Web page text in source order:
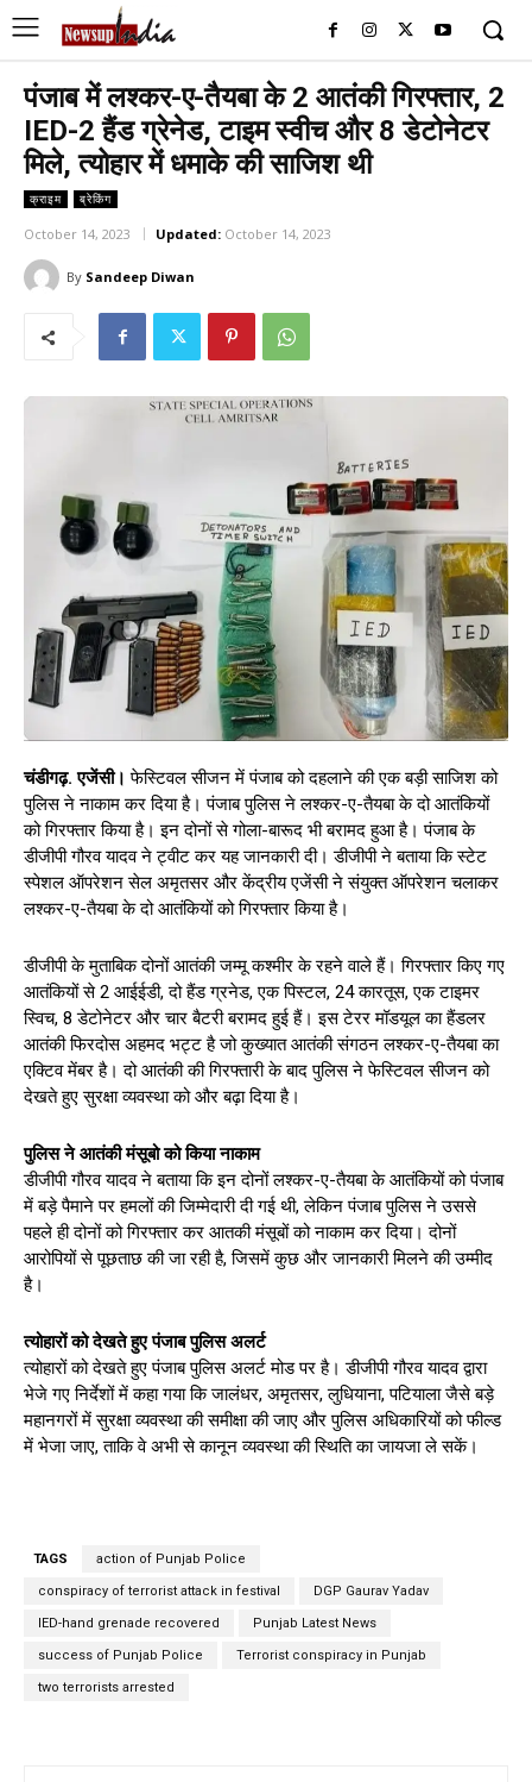
पंजाब में लश्कर-ए-तैयबा के 2 आतंकी गिरफ्तार, 2
IED-2 हैंड ग्रेनेड, टाइम स्वीच और 8 डेटोनेटर
मिले, त्योहार में धमाके की साजिश थी
क्राइम ब्रेकिंग
October 14, 2023 Updated: October 14, 2023
By Sandeep Diwan
चंडीगढ़. एजेंसी।फेस्टिवल सीजन में पंजाब को दहलाने की एक बड़ी साजिश को
पुलिस ने नाकाम कर दिया है। पंजाब पुलिस ने लश्कर-ए-तैयबा के दो आतंकियों
को गिरफ्तार किया है। इन दोनों से गोला-बारूद भी बरामद हुआ है। पंजाब के
डीजीपी गौरव यादव ने ट्वीट कर यह जानकारी दी। डीजीपी ने बताया कि स्टेट
स्पेशल ऑपरेशन सेल अमृतसर और केंद्रीय एजेंसी ने संयुक्त ऑपरेशन चलाकर
लश्कर-ए-तैयबा के दो आतंकियों को गिरफ्तार किया है।
डीजीपी के मुताबिक दोनों आतंकी जम्मू कश्मीर के रहने वाले हैं। गिरफ्तार किए गए
आतंकियों से 2 आईईडी, दो हैंड ग्रनेड, एक पिस्टल, 24 कारतूस, एक टाइमर
स्विच, 8 डेटोनेटर और चार बैटरी बरामद हुई हैं। इस टेरर मॉडयूल का हैंडलर
आतंकी फिरदोस अहमद भट्ट है जो कुख्यात आतंकी संगठन लश्कर-ए-तैयबा का
एक्टिव मेंबर है। दो आतंकी की गिरफ्तारी के बाद पुलिस ने फेस्टिवल सीजन को
देखते हुए सुरक्षा व्यवस्था को और बढ़ा दिया है।
पुलिस ने आतंकी मंसूबो को किया नाकाम
डीजीपी गौरव यादव ने बताया कि इन दोनों लश्कर-ए-तैयबा के आतंकियों को पंजाब
में बड़े पैमाने पर हमलों की जिम्मेदारी दी गई थी, लेकिन पंजाब पुलिस ने उससे
पहले ही दोनों को गिरफ्तार कर आतकी मंसूबों को नाकाम कर दिया। दोनों
आरोपियों से पूछताछ की जा रही है, जिसमें कुछ और जानकारी मिलने की उम्मीद
है।
त्योहारों को देखते हुए पंजाब पुलिस अलर्ट
त्योहारों को देखते हुए पंजाब पुलिस अलर्ट मोड पर है। डीजीपी गौरव यादव द्वारा
भेजे गए निर्देशों में कहा गया कि जालंधर, अमृतसर, लुधियाना, पटियाला जैसे बड़े
महानगरों में सुरक्षा व्यवस्था की समीक्षा की जाए और पुलिस अधिकारियों को फील्ड
में भेजा जाए, ताकि वे अभी से कानून व्यवस्था की स्थिति का जायजा ले सकें।
TAGS action of Punjab Police
conspiracy of terrorist attack in festival DGP Gaurav Yadav
IED-hand grenade recovered Punjab Latest News
success of Punjab Police Terrorist conspiracy in Punjab
two terrorists arrested